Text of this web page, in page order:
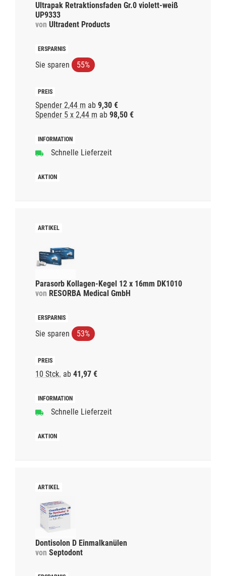
Ultrapak Retraktionsfaden Gr.0 violett-weiß
UP9333
von Ultradent Products
Sie sparen 55%
Spender 2,44 m ab 9,30 €
Spender 5 x 2,44 m ab 98,50 €
Schnelle Lieferzeit
Parasorb Kollagen-Kegel 12 x 16mm DK1010
von RESORBA Medical GmbH
Sie sparen 53%
10 Stck. ab 41,97 €
Schnelle Lieferzeit
Dontisolon D Einmalkanülen
von Septodont